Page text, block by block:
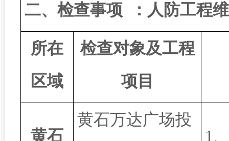
二、检查事项 ： 人防工程
所在
区域
检查对象及工程
项目
黄石
黄石万达广场投
1